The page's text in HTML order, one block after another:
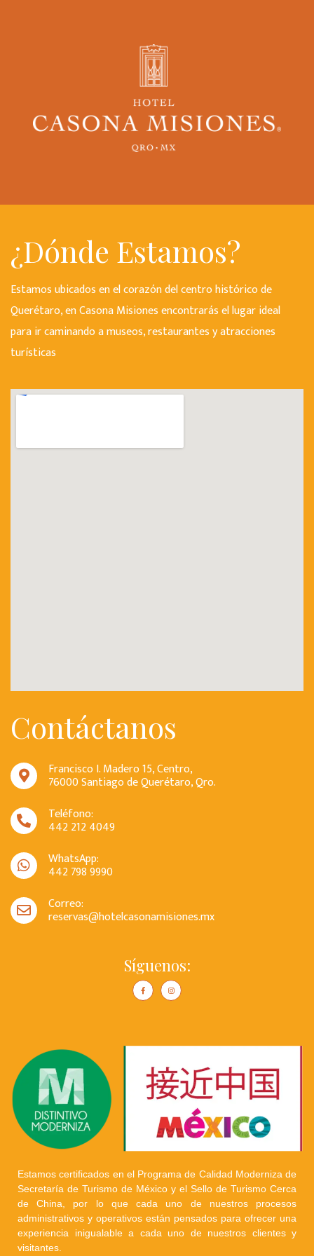
¿Dónde Estamos?
Estamos ubicados en el corazón del centro histórico de
Querétaro, en Casona Misiones encontrarás el lugar ideal
para ir caminando a museos, restaurantes y atracciones
turísticas
Contáctanos
Francisco I. Madero 15, Centro,
76000 Santiago de Querétaro, Qro.
Teléfono:
442 212 4049
WhatsApp:
442 798 9990
Correo:
reservas@hotelcasonamisiones.mx
Síguenos:
Estamos certificados en el Programa de Calidad Moderniza de
Secretaría de Turismo de México y el Sello de Turismo Cerca
de China, por lo que cada uno de nuestros procesos
administrativos y operativos están pensados para ofrecer una
experiencia inigualable a cada uno de nuestros clientes y
visitantes.